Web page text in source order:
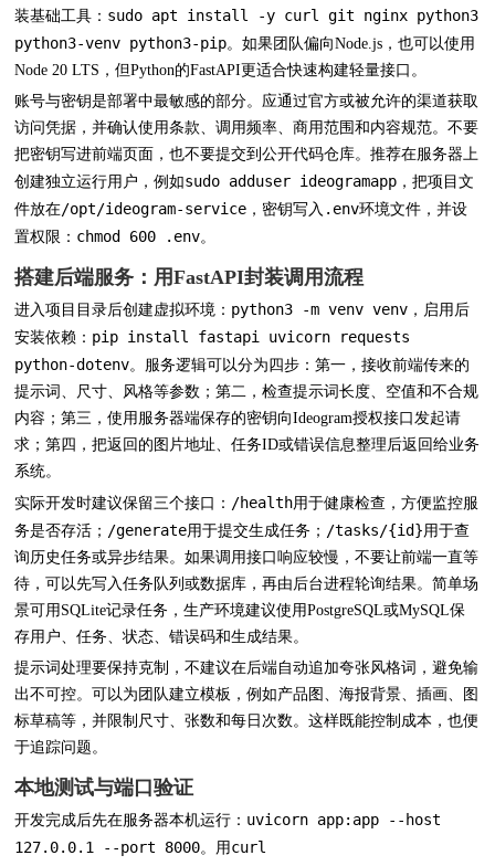
装基础工具： sudo apt install -y curl git nginx python3
python3-venv python3-pip。如果团队偏向Node.js，也可以使用
Node 20 LTS，但Python的FastAPI更适合快速构建轻量接口。
账号与密钥是部署中最敏感的部分。应通过官方或被允许的渠道获取
访问凭据，并确认使用条款、调用频率、商用范围和内容规范。不要
把密钥写进前端页面，也不要提交到公开代码仓库。推荐在服务器上
创建独立运行用户，例如sudo adduser ideogramapp ，把项目文
件放在/opt/ideogram-service ，密钥写入 .env环境文件，并设
置权限： chmod 600 .env。
搭建后端服务：用FastAPI封装调用流程
进入项目目录后创建虚拟环境： python3 -m venv venv ，启用后
安装依赖： pip install fastapi uvicorn requests
python-dotenv。服务逻辑可以分为四步：第一，接收前端传来的
提示词、尺寸、风格等参数；第二，检查提示词长度、空值和不合规
内容；第三，使用服务器端保存的密钥向Ideogram授权接口发起请
求；第四，把返回的图片地址、任务ID或错误信息整理后返回给业务
系统。
实际开发时建议保留三个接口： /health用于健康检查，方便监控服
务是否存活； /generate用于提交生成任务； /tasks/{id} 用于查
询历史任务或异步结果。如果调用接口响应较慢，不要让前端一直等
待，可以先写入任务队列或数据库，再由后台进程轮询结果。简单场
景可用SQLite记录任务，生产环境建议使用PostgreSQL或MySQL保
存用户、任务、状态、错误码和生成结果。
提示词处理要保持克制，不建议在后端自动追加夸张风格词，避免输
出不可控。可以为团队建立模板，例如产品图、海报背景、插画、图
标草稿等，并限制尺寸、张数和每日次数。这样既能控制成本，也便
于追踪问题。
本地测试与端口验证
开发完成后先在服务器本机运行： uvicorn app:app --host
127.0.0.1 --port 8000。用 curl